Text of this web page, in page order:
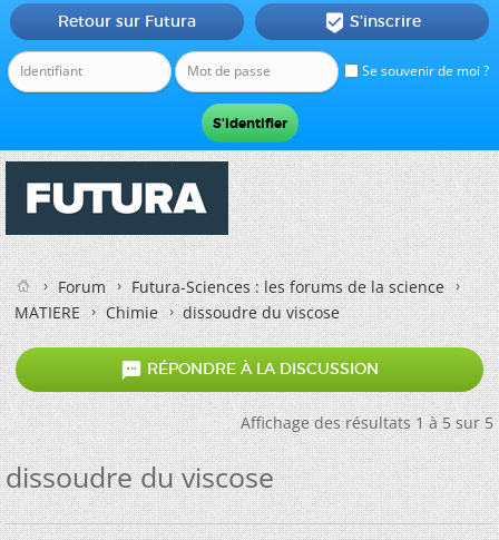
Se souvenir de moi ?
Retour sur Futura  S'inscrire
Forum
Futura-Sciences : les forums de la science
MATIERE
Chimie dissoudre du viscose
 RÉPONDRE À LA DISCUSSION
Affichage des résultats 1 à 5 sur 5
dissoudre du viscose